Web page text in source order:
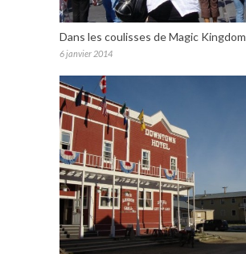
Dans les coulisses de Magic Kingdom
6 janvier 2014